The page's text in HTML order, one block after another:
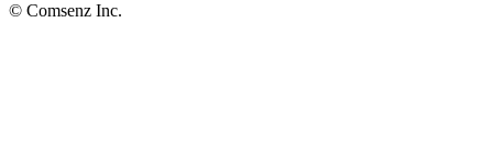
© Comsenz Inc.